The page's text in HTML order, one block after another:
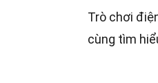
Trò chơi
cùng tìm